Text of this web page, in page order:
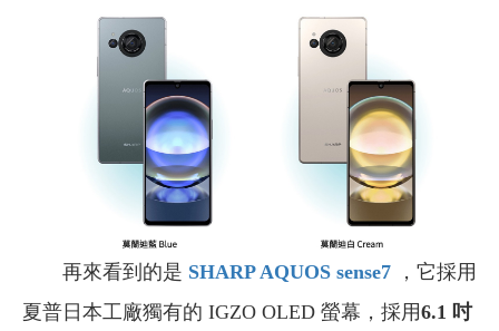
再來看到的是 SHARP AQUOS sense7 ，它採用
夏普日本工廠獨有的 IGZO OLED 螢幕，採用6.1 吋